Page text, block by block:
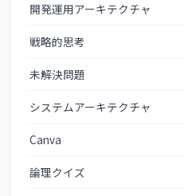
開発運用アーキテクチャ
戦略的思考
未解決問題
システムアーキテクチャ
Canva
論理クイズ